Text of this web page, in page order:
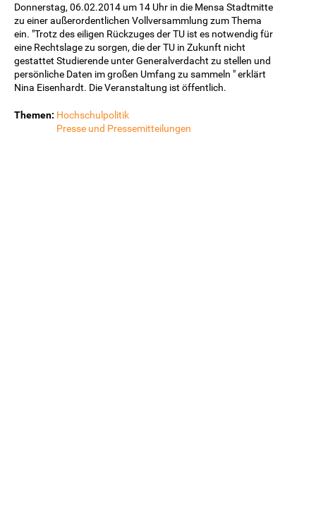
Donnerstag, 06.02.2014 um 14 Uhr in die Mensa Stadtmitte
zu einer außerordentlichen Vollversammlung zum Thema
ein. "Trotz des eiligen Rückzuges der TU ist es notwendig für
eine Rechtslage zu sorgen, die der TU in Zukunft nicht
gestattet Studierende unter Generalverdacht zu stellen und
persönliche Daten im großen Umfang zu sammeln " erklärt
Nina Eisenhardt. Die Veranstaltung ist öffentlich.
Themen: Hochschulpolitik
Presse und Pressemitteilungen